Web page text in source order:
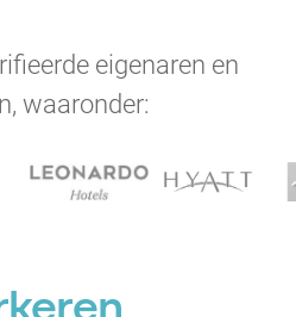
eigenaren en
waaronder: